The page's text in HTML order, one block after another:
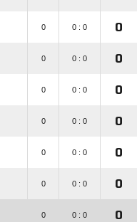
0 0 : 0 0
0 0 : 0 0
0 0 : 0 0
0 0 : 0 0
0 0 : 0 0
0 0 : 0 0
0 0 : 0 0